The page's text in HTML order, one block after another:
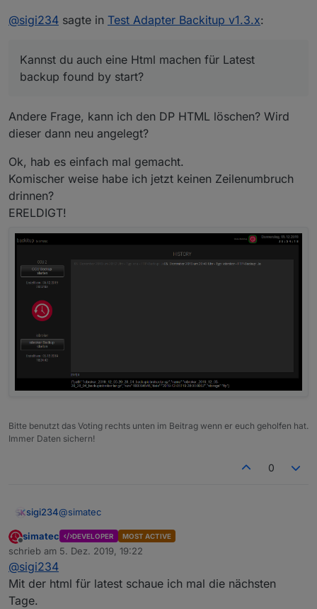
    {
        font-size:15px !important
    }
.backup-type-ccu
        float:left !important;
        color:gray !important;
        font-size:15px !important;
@sigi234 sagte in Test Adapter Backitup v1.3.x:
Kannst du auch eine Html machen für Latest
backup found by start?
Andere Frage, kann ich den DP HTML löschen? Wird
dieser dann neu angelegt?
Ok, hab es einfach mal gemacht.
Komischer weise habe ich jetzt keinen Zeilenumbruch
drinnen?
ERELDIGT!
Bitte benutzt das Voting rechts unten im Beitrag wenn er euch geholfen hat.
Immer Daten sichern!
0
sigi234@simatec
Ja, Danke hab ich schon gemacht.
Offline
simatec DEVELOPER MOST ACTIVE
schrieb am 5. Dez. 2019, 19:22
zuletzt editiert von
@sigi234
Mit der html für latest schaue ich mal die nächsten
Tage.